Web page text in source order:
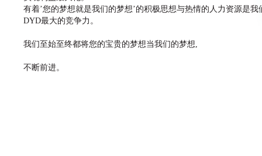
有着’您的梦想就是我们的梦想’的积极思想与热情的人力资源是我
DYD最大的竞争力。
我们至始至终都将您的宝贵的梦想当我们的梦想,
不断前进。